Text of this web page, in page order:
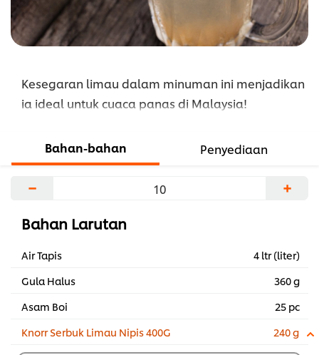
4.0
out
of
from
1
Kesegaran limau dalam minuman ini menjadikan
ia ideal untuk cuaca panas di Malaysia!
Bahan-bahan Penyediaan
− +
Bahan Larutan
Air Tapis
4 ltr (liter)
Gula Halus
360 g
Asam Boi
25 pc
Knorr Serbuk Limau Nipis 400G
240 g